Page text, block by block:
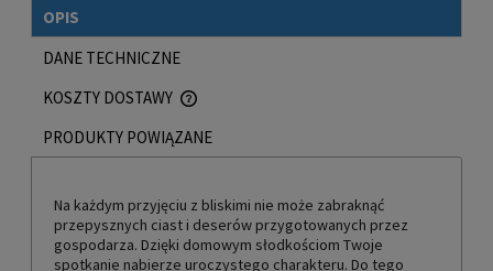
OPIS
DANE TECHNICZNE
KOSZTY DOSTAWY
CENA NIE ZAWIERA EWENTUALNYCH KOSZTÓW PŁATNOŚCI
PRODUKTY POWIĄZANE
Na każdym przyjęciu z bliskimi nie może zabraknąć
przepysznych ciast i deserów przygotowanych przez
gospodarza. Dzięki domowym słodkościom Twoje
spotkanie nabierze uroczystego charakteru. Do tego